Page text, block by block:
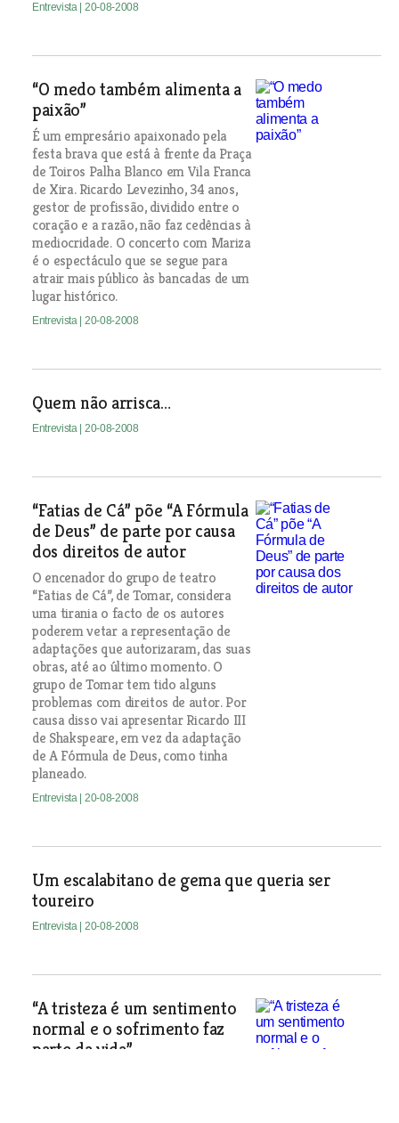
Entrevista | 20-08-2008
“O medo também alimenta a
paixão”
É um empresário apaixonado pela
festa brava que está à frente da Praça
de Toiros Palha Blanco em Vila Franca
de Xira. Ricardo Levezinho, 34 anos,
gestor de profissão, dividido entre o
coração e a razão, não faz cedências à
mediocridade. O concerto com Mariza
é o espectáculo que se segue para
atrair mais público às bancadas de um
lugar histórico.
Entrevista | 20-08-2008
Quem não arrisca…
Entrevista | 20-08-2008
“Fatias de Cá” põe “A Fórmula
de Deus” de parte por causa
dos direitos de autor
O encenador do grupo de teatro
“Fatias de Cá”, de Tomar, considera
uma tirania o facto de os autores
poderem vetar a representação de
adaptações que autorizaram, das suas
obras, até ao último momento. O
grupo de Tomar tem tido alguns
problemas com direitos de autor. Por
causa disso vai apresentar Ricardo III
de Shakspeare, em vez da adaptação
de A Fórmula de Deus, como tinha
planeado.
Entrevista | 20-08-2008
Um escalabitano de gema que queria ser
toureiro
Entrevista | 20-08-2008
“A tristeza é um sentimento
normal e o sofrimento faz
parte da vida”